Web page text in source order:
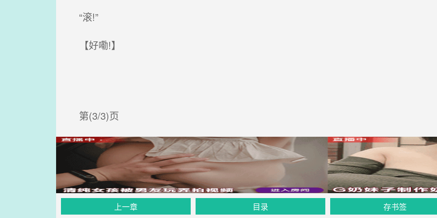
“滚!”
【好嘞!】
第(3/3)页
上一章 目录 存书签